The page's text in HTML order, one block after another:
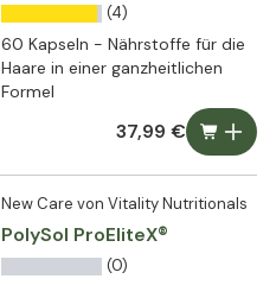
(4)
60 Kapseln - Nährstoffe für die
Haare in einer ganzheitlichen
Formel
37,99 €
New Care von Vitality Nutritionals
PolySol ProEliteX®
(0)